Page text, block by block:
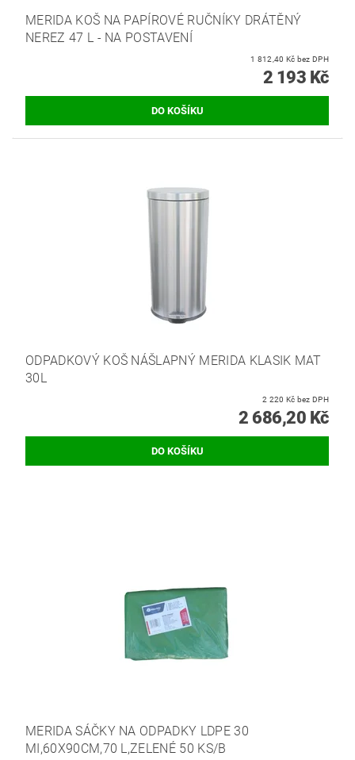
MERIDA KOŠ NA PAPÍROVÉ RUČNÍKY DRÁTĚNÝ
NEREZ 47 L - NA POSTAVENÍ
1 812,40 Kč bez DPH
2 193 Kč
ODPADKOVÝ KOŠ NÁŠLAPNÝ MERIDA KLASIK MAT
30L
2 220 Kč bez DPH
2 686,20 Kč
MERIDA SÁČKY NA ODPADKY LDPE 30
MI,60X90CM,70 L,ZELENÉ 50 KS/B